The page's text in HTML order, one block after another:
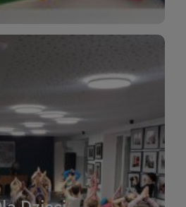
czytania. Pragniemy
książek od najmłodszych lat.
zabawy i odkrywania
literatury!
WIĘCEJ